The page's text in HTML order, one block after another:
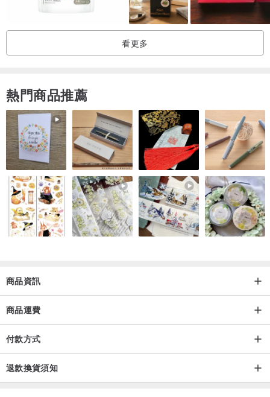
【 原料特性 】
此物件為水泥+天然珪藻土+混合石粉調和成一定比例.因此具有吸濕
此類擴香以小空間最合宜.
搭配不同盤飾, 做禪風意境, 別有一番風情;
-------------------------------------------------------------------------
【香氛使用注意事項 】
天然純精油為大自然界花草樹木本身的所謂2次代謝產物.是大自認珍
貴的天然產物.一株植物本身少則10餘種多則上百種的化學分子結構.
土壤.氣候.種植地不同也會影響到每一批精油的顏色跟香氛味道.精油
因為其揮發速率不同.通常果香調如甜橙等柑橘類揮發效果最快!!
香精為人造物質合成的化合物.人工抽取單一種精油化學分子加工而成.
膚.
--------------------------------------------------------------------------
有色香精/精油可直接滴在盤上, 盤子和小佛/公仔為同材質,
如此可避免有色精油/香精對小佛/公仔染色.
再換上新的味道.
-------------------------------------------------------------------
看更多
熱門商品推薦
商品資訊
商品運費
付款方式
退款換貨須知